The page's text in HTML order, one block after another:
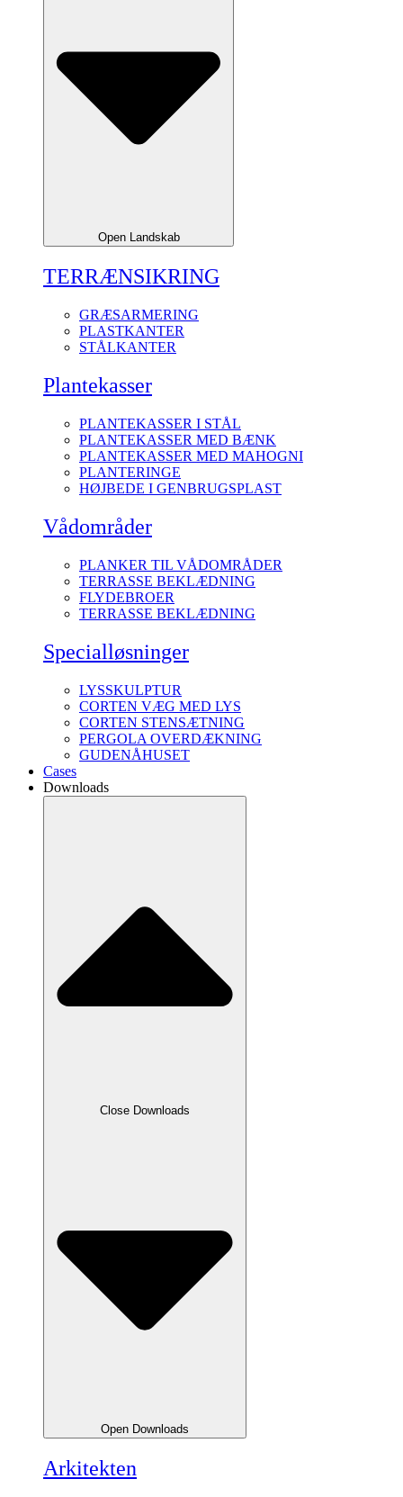
Open Landskab
TERRÆNSIKRING
GRÆSARMERING
PLASTKANTER
STÅLKANTER
Plantekasser
PLANTEKASSER I STÅL
PLANTEKASSER MED BÆNK
PLANTEKASSER MED MAHOGNI
PLANTERINGE
HØJBEDE I GENBRUGSPLAST
Vådområder
PLANKER TIL VÅDOMRÅDER
TERRASSE BEKLÆDNING
FLYDEBROER
TERRASSE BEKLÆDNING
Specialløsninger
LYSSKULPTUR
CORTEN VÆG MED LYS
CORTEN STENSÆTNING
PERGOLA OVERDÆKNING
GUDENÅHUSET
Cases
Downloads
Close Downloads
Open Downloads
Arkitekten